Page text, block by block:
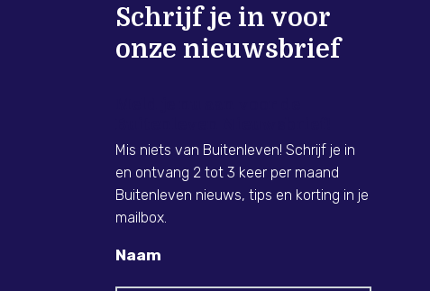
Schrijf je in voor
onze nieuwsbrief
Mis niets van Buitenleven! Schrijf je in
en ontvang 2 tot 3 keer per maand
Buitenleven nieuws, tips en korting in je
mailbox.
Naam